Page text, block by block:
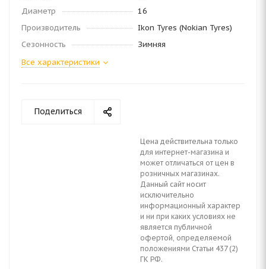
Диаметр
16
Производитель
Ikon Tyres (Nokian Tyres)
Сезонность
Зимняя
Все характеристики
Поделиться
Цена действительна только
для интернет-магазина и
может отличаться от цен в
розничных магазинах.
Данный сайт носит
исключительно
информационный характер
и ни при каких условиях не
является публичной
офертой, определяемой
положениями Статьи 437 (2)
ГК РФ.